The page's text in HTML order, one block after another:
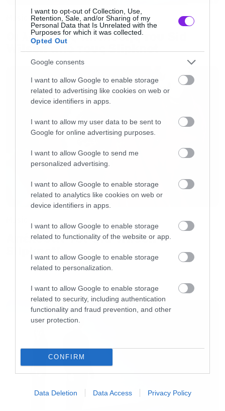
I want to opt-out of Collection, Use,
Retention, Sale, and/or Sharing of my
Personal Data that Is Unrelated with the
Purposes for which it was collected.
Opted Out
Google consents
I want to allow Google to enable storage
related to advertising like cookies on web or
device identifiers in apps.
I want to allow my user data to be sent to
Google for online advertising purposes.
I want to allow Google to send me
personalized advertising.
I want to allow Google to enable storage
related to analytics like cookies on web or
device identifiers in apps.
I want to allow Google to enable storage
related to functionality of the website or app.
I want to allow Google to enable storage
related to personalization.
I want to allow Google to enable storage
related to security, including authentication
functionality and fraud prevention, and other
user protection.
CONFIRM
Data Deletion Data Access Privacy Policy
Οι λόγοι της απόλυσης του Sid
Wilson από τους Slipknot
Απέλυσαν τον Sid Wilson οι